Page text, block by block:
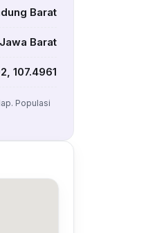
Barat
Jawa Barat
107.4961
Populasi